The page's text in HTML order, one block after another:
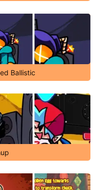
Ballistic